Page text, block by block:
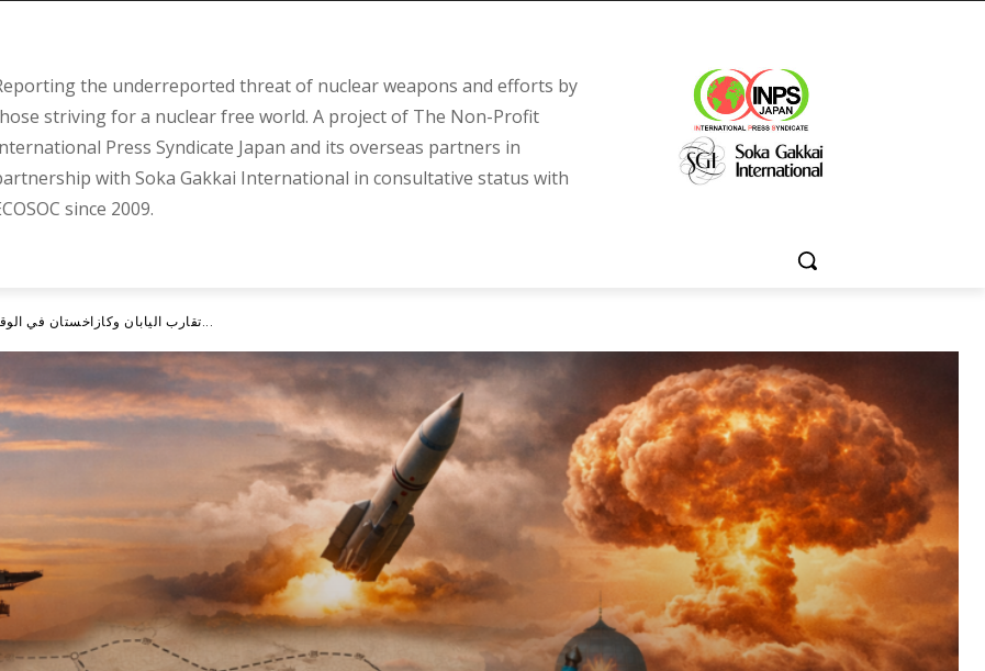
the underreported threat of nuclear weapons and efforts by
striving for a nuclear free world. A project of The Non-Profit
Press Syndicate Japan and its overseas partners in
with Soka Gakkai International in consultative status with
since 2009.
تقارب اليابان وكازاخستان في الوقت الذي تعيد فيه أزمة إيران تشكيل أولويات...